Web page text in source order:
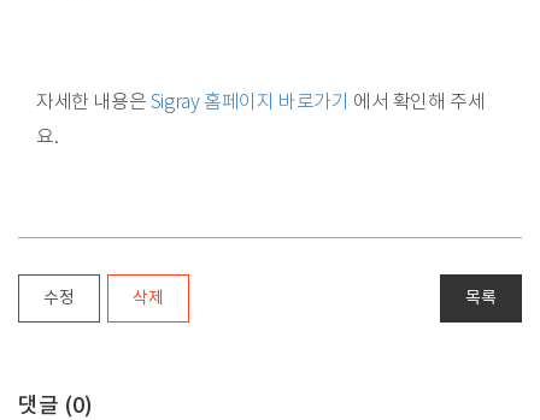
자세한 내용은 Sigray 홈페이지 바로가기
에서 확인해 주세
요.
수정 삭제 목록
댓글 (0)